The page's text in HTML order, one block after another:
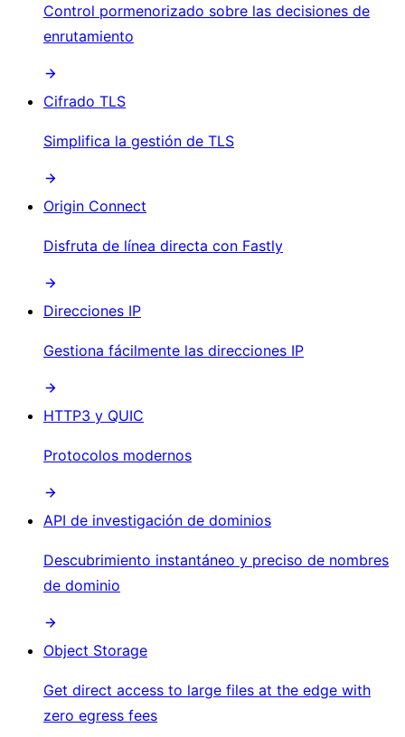
Control pormenorizado sobre las decisiones de
enrutamiento
Cifrado TLS
Simplifica la gestión de TLS
Origin Connect
Disfruta de línea directa con Fastly
Direcciones IP
Gestiona fácilmente las direcciones IP
HTTP3 y QUIC
Protocolos modernos
API de investigación de dominios
Descubrimiento instantáneo y preciso de nombres
de dominio
Object Storage
Get direct access to large files at the edge with
zero egress fees